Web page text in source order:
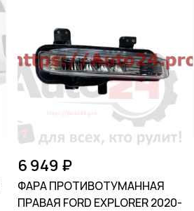
6 949 ₽
ФАРА ПРОТИВОТУМАННАЯ
ПРАВАЯ FORD EXPLORER 2020-